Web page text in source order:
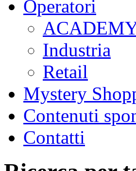
Operatori
Industria
Retail
Mystery
Contenuti
Contatti